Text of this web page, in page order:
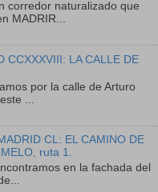
corredor naturalizado que
MADRIR...
CCXXXVIII: LA CALLE DE
por la calle de Arturo
...
CL: EL CAMINO DE
ruta 1.
en la fachada del